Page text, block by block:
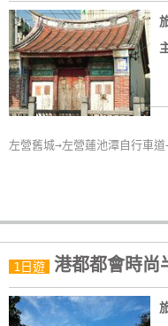
房
Q&A
國
旅
訂
款
據
左營舊城→左營蓮池潭自行車
1日遊 港都都會時尚